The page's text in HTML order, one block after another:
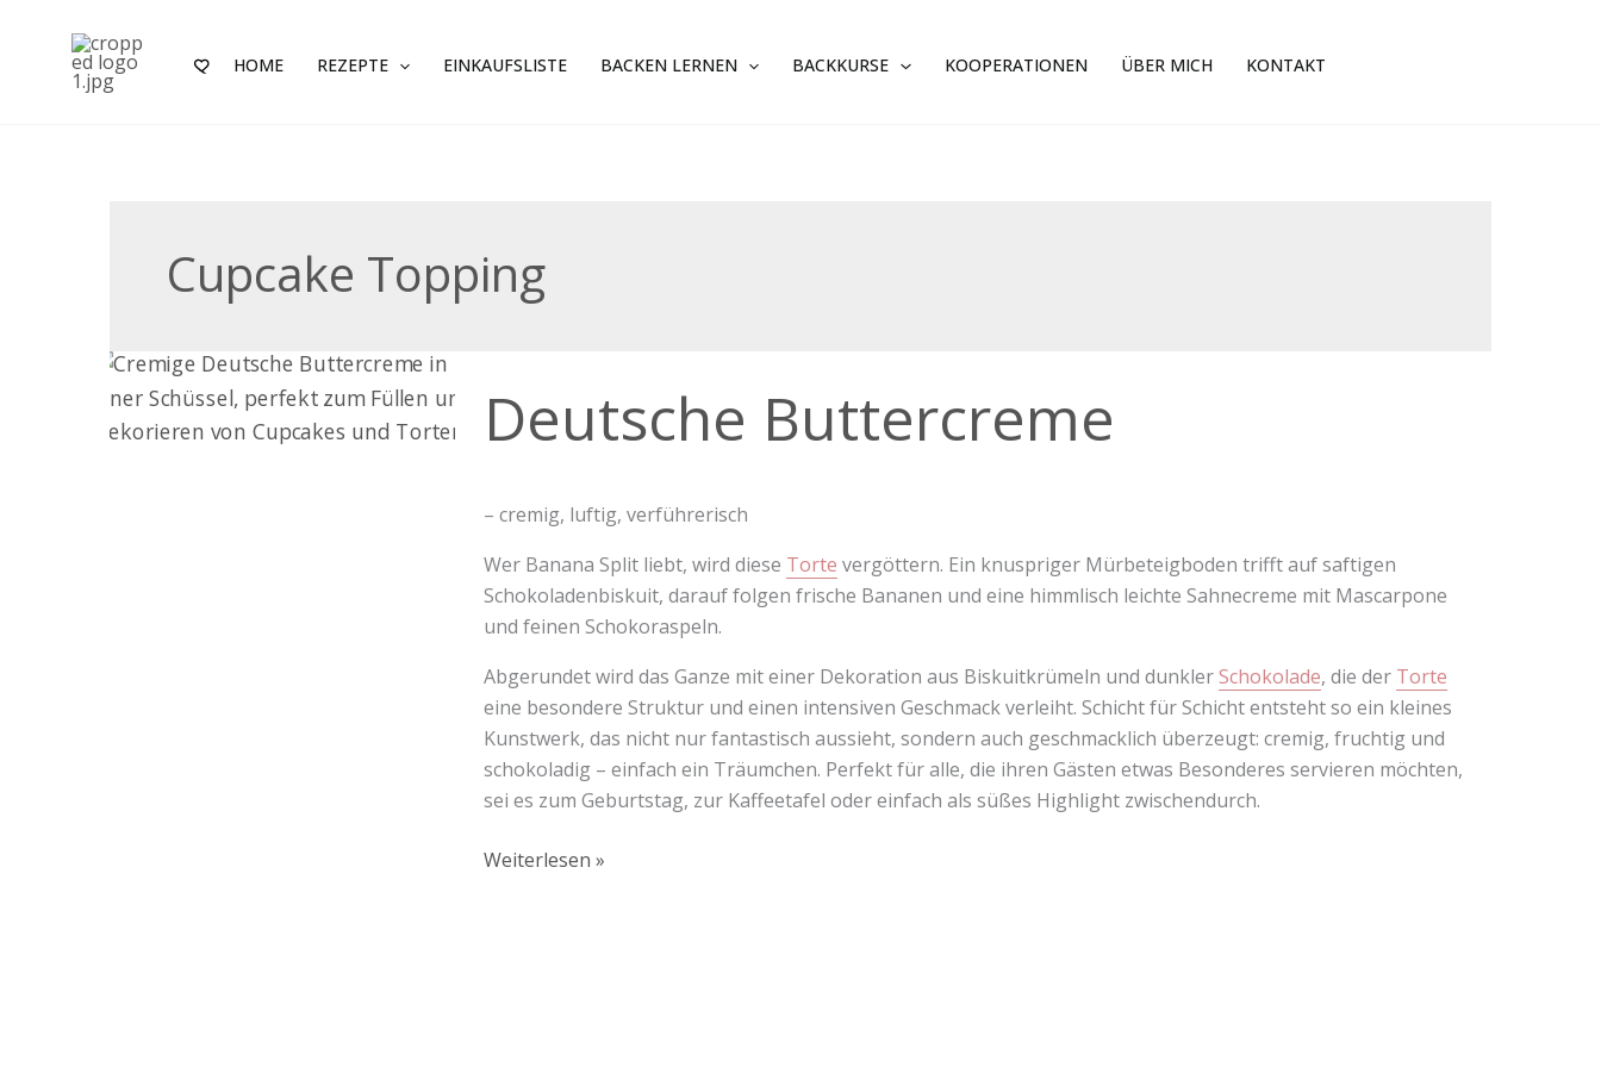
springen
HOME REZEPTE EINKAUFSLISTE BACKEN LERNEN BACKKURSE KOOPERATIONEN ÜBER MICH KONTAKT
Cupcake Topping
Deutsche Buttercreme
– cremig, luftig, verführerisch
Wer Banana Split liebt, wird diese Torte vergöttern. Ein knuspriger Mürbeteigboden trifft auf saftigen
Schokoladenbiskuit, darauf folgen frische Bananen und eine himmlisch leichte Sahnecreme mit Mascarpone
und feinen Schokoraspeln.
Abgerundet wird das Ganze mit einer Dekoration aus Biskuitkrümeln und dunklerSchokolade, die der Torte
eine besondere Struktur und einen intensiven Geschmack verleiht. Schicht für Schicht entsteht so ein kleines
Kunstwerk, das nicht nur fantastisch aussieht, sondern auch geschmacklich überzeugt: cremig, fruchtig und
schokoladig – einfach ein Träumchen. Perfekt für alle, die ihren Gästen etwas Besonderes servieren möchten,
sei es zum Geburtstag, zur Kaffeetafel oder einfach als süßes Highlight zwischendurch.
Buttercreme
Weiterlesen »